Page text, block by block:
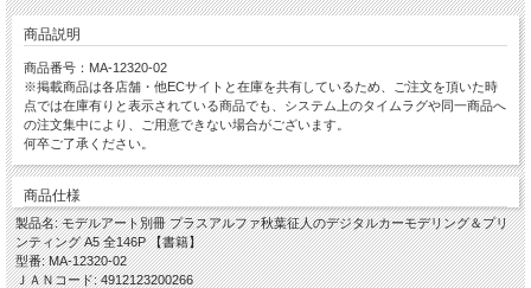
商品説明
商品番号：MA-12320-02
※掲載商品は各店舗・他ECサイトと在庫を共有しているため、ご注文を頂いた時
点では在庫有りと表示されている商品でも、システム上のタイムラグや同一商品へ
の注文集中により、ご用意できない場合がございます。
何卒ご了承ください。
商品仕様
製品名: モデルアート別冊 プラスアルファ秋葉征人のデジタルカーモデリング＆プリ
ンティング A5 全146P 【書籍】
型番: MA-12320-02
ＪＡＮコード: 4912123200266